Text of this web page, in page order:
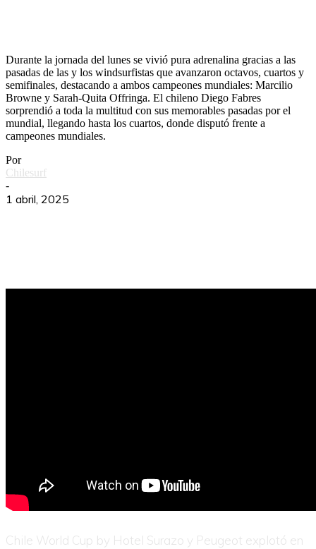
Durante la jornada del lunes se vivió pura adrenalina gracias a las
pasadas de las y los windsurfistas que avanzaron octavos, cuartos y
semifinales, destacando a ambos campeones mundiales: Marcilio
Browne y Sarah-Quita Offringa. El chileno Diego Fabres
sorprendió a toda la multitud con sus memorables pasadas por el
mundial, llegando hasta los cuartos, donde disputó frente a
campeones mundiales.
Por
Chilesurf
-
1 abril, 2025
Chile World Cup by Hotel Surazo y Peugeot explotó en